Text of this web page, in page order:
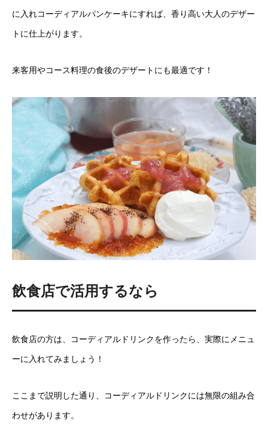
に入れコーディアルパンケーキにすれば、香り高い大人のデザー
トに仕上がります。
来客用やコース料理の食後のデザートにも最適です！
飲食店で活用するなら
飲食店の方は、コーディアルドリンクを作ったら、実際にメニュ
ーに入れてみましょう！
ここまで説明した通り、コーディアルドリンクには無限の組み合
わせがあります。